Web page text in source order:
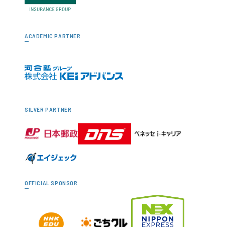
ACADEMIC PARTNER
SILVER PARTNER
OFFICIAL SPONSOR